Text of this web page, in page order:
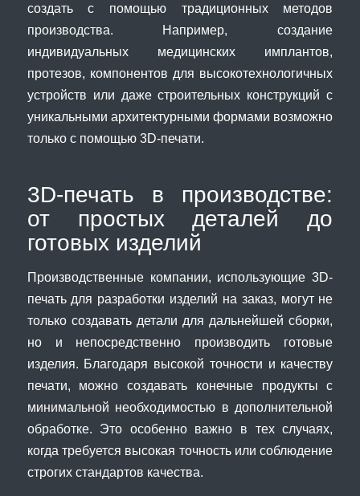
создать с помощью традиционных методов
производства. Например, создание
индивидуальных медицинских имплантов,
протезов, компонентов для высокотехнологичных
устройств или даже строительных конструкций с
уникальными архитектурными формами возможно
только с помощью 3D-печати.
3D-печать в производстве:
от простых деталей до
готовых изделий
Производственные компании, использующие 3D-
печать для разработки изделий на заказ, могут не
только создавать детали для дальнейшей сборки,
но и непосредственно производить готовые
изделия. Благодаря высокой точности и качеству
печати, можно создавать конечные продукты с
минимальной необходимостью в дополнительной
обработке. Это особенно важно в тех случаях,
когда требуется высокая точность или соблюдение
строгих стандартов качества.